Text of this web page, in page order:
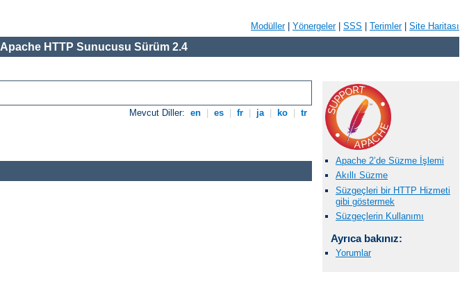
Modüller| Yönergeler| SSS Terimler| Site Haritası
Apache HTTP Sunucusu Sürüm 2.4
Mevcut Diller: en es fr ja ko tr
Apache 2’de Süzme İşlemi
Akıllı Süzme
Süzgeçleri bir HTTP Hizmeti
gibi göstermek
Süzgeçlerin Kullanımı
Ayrıca bakınız:
Yorumlar